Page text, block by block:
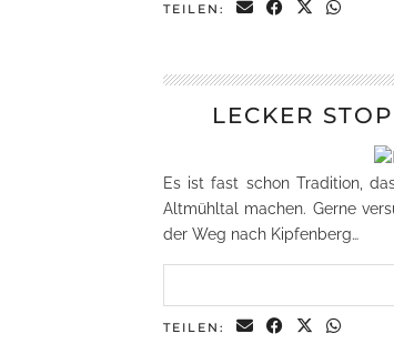
TEILEN:
LECKER
Es ist fast schon Tradition,
Altmühltal machen. Gerne
der Weg nach Kipfenberg…
TEILEN: